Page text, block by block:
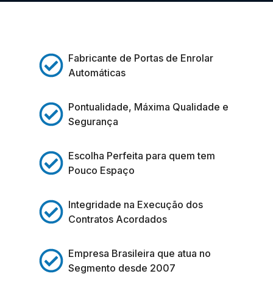
Fabricante de Portas de Enrolar
Automáticas
Pontualidade, Máxima Qualidade e
Segurança
Escolha Perfeita para quem tem
Pouco Espaço
Integridade na Execução dos
Contratos Acordados
Empresa Brasileira que atua no
Segmento desde 2007